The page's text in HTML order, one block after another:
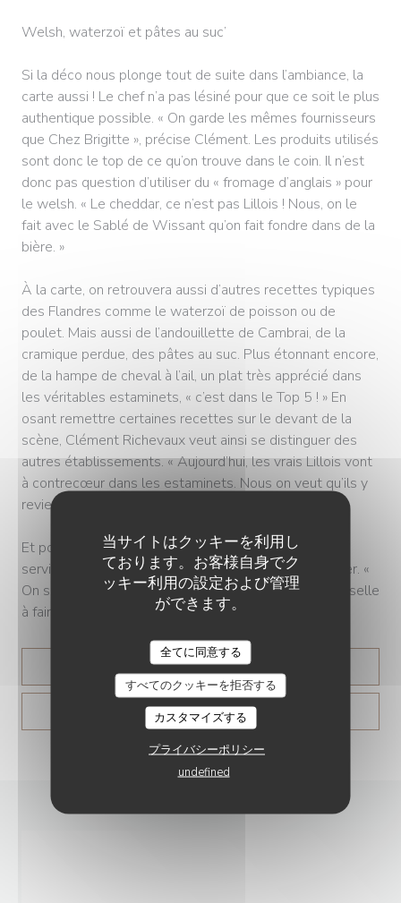
当サイトはクッキーを利用し
ております。お客様自身でク
ッキー利用の設定および管理
ができます。
全てに同意する
すべてのクッキーを拒否する
カスタマイズする
プライバシーポリシー
undefined
Welsh, waterzoï et pâtes au suc’
Si la déco nous plonge tout de suite dans l’ambiance, la
carte aussi ! Le chef n’a pas lésiné pour que ce soit le plus
authentique possible. « On garde les mêmes fournisseurs
que Chez Brigitte », précise Clément. Les produits utilisés
sont donc le top de ce qu’on trouve dans le coin. Il n’est
donc pas question d’utiliser du « fromage d’anglais » pour
le welsh. « Le cheddar, ce n’est pas Lillois ! Nous, on le
fait avec le Sablé de Wissant qu’on fait fondre dans de la
bière. »
À la carte, on retrouvera aussi d’autres recettes typiques
des Flandres comme le waterzoï de poisson ou de
poulet. Mais aussi de l’andouillette de Cambrai, de la
cramique perdue, des pâtes au suc. Plus étonnant encore,
de la hampe de cheval à l’ail, un plat très apprécié dans
les véritables estaminets, « c’est dans le Top 5 ! » En
osant remettre certaines recettes sur le devant de la
scène, Clément Richevaux veut ainsi se distinguer des
autres établissements. « Aujourd’hui, les vrais Lillois vont
à contrecœur dans les estaminets. Nous on veut qu’ils y
reviennent avec plaisir. »
Et pour y passer du bon temps, quoi de mieux qu’un
service « sans chichi », avec un bol ed’ frites à partager. «
On sera comme à la maison, sauf qu’on n’a pas la vaisselle
à faire », lance le chef.
記事を読む((新しいウィンドウで開きます))
プレス記事を見る((新しいウィンドウで開きま